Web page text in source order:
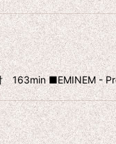
163min ■EMINEM -